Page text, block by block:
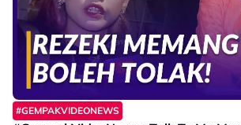
#GEMPAKVIDEONEWS